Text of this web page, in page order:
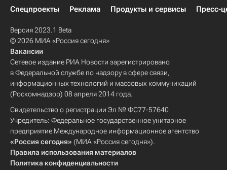
Спецпроекты
Реклама Продукты и сервисы Пресс-
Версия 2023.1 Beta
© 2026 МИА «Россия сегодня»
Вакансии
Сетевое издание РИА Новости зарегистрировано
в Федеральной службе по надзору в сфере связи,
информационных технологий и массовых коммуникаций
(Роскомнадзор) 08 апреля 2014 года.
Свидетельство о регистрации Эл № ФС77-57640
Учредитель: Федеральное государственное унитарное
предприятие Международное информационное агентство
«Россия сегодня» (МИА «Россия сегодня»).
Правила использования материалов
Политика конфиденциальности